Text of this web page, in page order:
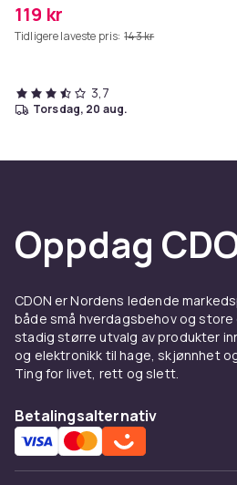
119 kr
Tidligere laveste pris: 143 kr
3,7
torsdag, 20 aug.
Oppdag
CDON er Nordens ledende
både små hverdagsbehov og store
stadig større utvalg av produkter
og elektronikk til hage, skjønnhet
Ting for livet, rett og slett.
Betalingsalternativ